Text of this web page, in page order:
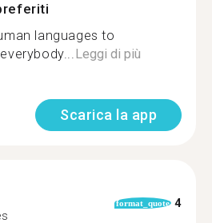
languages to
Leggi di più
Scarica la app
format_quote 4